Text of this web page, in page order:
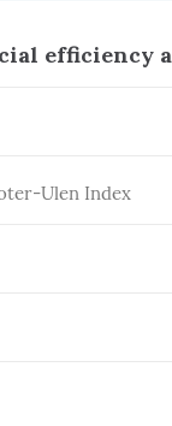
efficiency
Ulen Index